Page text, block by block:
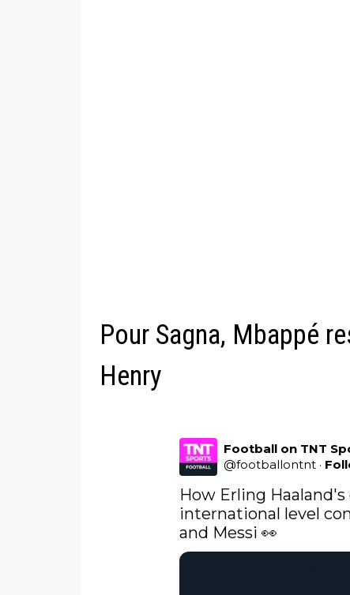
Pour Sagna, Mbappé
Henry
Football on TNT
@footballontnt ·
How Erling
international level
and Messi 👀